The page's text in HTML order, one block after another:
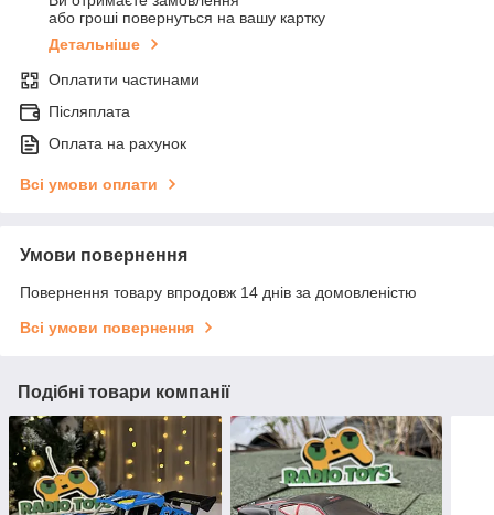
або гроші повернуться на вашу картку
Детальніше
Оплатити частинами
Післяплата
Оплата на рахунок
Всі умови оплати
Умови повернення
Повернення товару впродовж 14 днів за домовленістю
Всі умови повернення
Подібні товари компанії